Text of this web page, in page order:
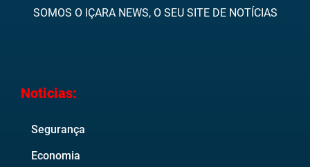
SOMOS O IÇARA NEWS, O SEU SITE DE NOTÍCIAS
Noticias:
Segurança
Economia